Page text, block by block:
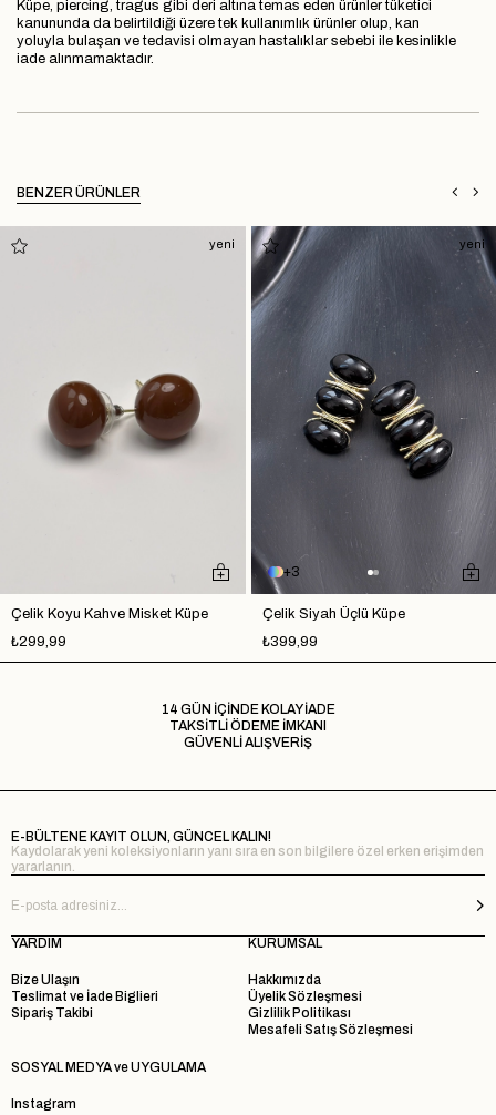
Küpe, piercing, tragus gibi deri altına temas eden ürünler tüketici
kanununda da belirtildiği üzere tek kullanımlık ürünler olup, kan
yoluyla bulaşan ve tedavisi olmayan hastalıklar sebebi ile kesinlikle
iade alınmamaktadır.
BENZER ÜRÜNLER
Çelik Koyu Kahve Misket Küpe
₺299,99
yeni
3
Çelik Siyah Üçlü Küpe
₺399,99
yeni
14 GÜN İÇİNDE KOLAY İADE
TAKSİTLİ ÖDEME İMKANI
GÜVENLİ ALIŞVERİŞ
E-BÜLTENE KAYIT OLUN, GÜNCEL KALIN!
Kaydolarak yeni koleksiyonların yanı sıra en son bilgilere özel erken erişimden
yararlanın.
YARDIM
Bize Ulaşın
Teslimat ve İade Biglieri
Sipariş Takibi
KURUMSAL
Hakkımızda
Üyelik Sözleşmesi
Gizlilik Politikası
Mesafeli Satış Sözleşmesi
SOSYAL MEDYA ve UYGULAMA
Instagram